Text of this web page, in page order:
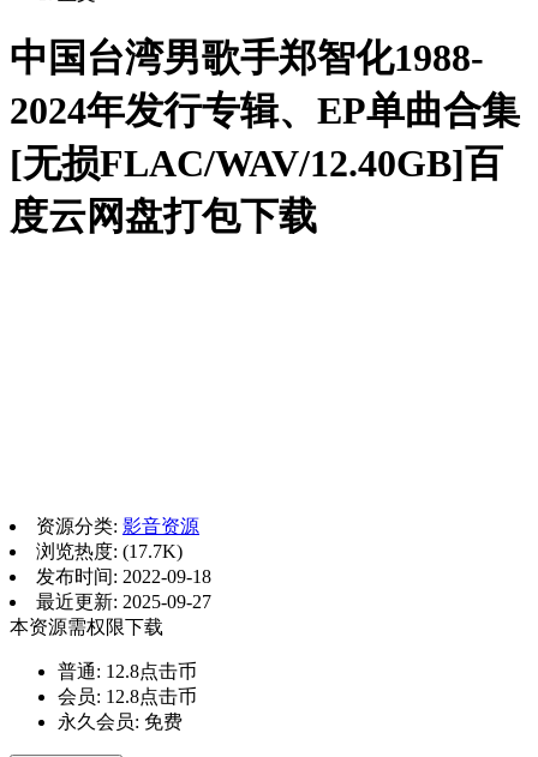
中国台湾男歌手郑智化1988-
2024年发行专辑、EP单曲合集
[无损FLAC/WAV/12.40GB]百
度云网盘打包下载
资源分类: 影音资源
浏览热度: (17.7K)
发布时间: 2022-09-18
最近更新: 2025-09-27
本资源需权限下载
普通: 12.8点击币
会员: 12.8点击币
永久会员: 免费